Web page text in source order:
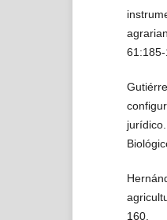
61:185-
160.